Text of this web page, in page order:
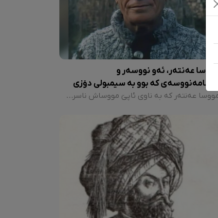
مووسا عەنتەر، ئەو نووسەر و
ڕۆژنامەنووسەی کە بوو بە سیمبولی دۆزی
مووسا عەنتەر کە بە ناوی ئاپێ مووساش ناسراوە، لە تەمەنێکی کەمدا باوکی لەدەست دا و لەلایەن دایکی خۆی بە ناوی فەسلا عەنتەرەوە گەورە کرا. دایە فەسلا لە ساڵانی ١٩٣٠- ١٩٤٠ لە باکووری کوردستان، یەکەم موختاری ژن بووە.